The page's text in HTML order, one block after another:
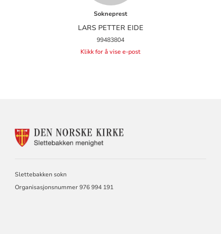
Sokneprest
LARS PETTER EIDE
99483804
Klikk for å vise e-post
KONTAKTINFORMASJON
Slettebakken sokn
Organisasjonsnummer 976 994 191